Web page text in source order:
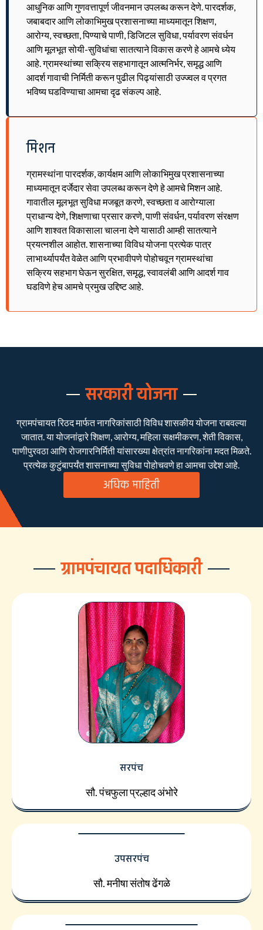
आधुनिक आणि गुणवत्तापूर्ण जीवनमान उपलब्ध करून देणे. पारदर्शक,
जबाबदार आणि लोकाभिमुख प्रशासनाच्या माध्यमातून शिक्षण,
आरोग्य, स्वच्छता, पिण्याचे पाणी, डिजिटल सुविधा, पर्यावरण संवर्धन
आणि मूलभूत सोयी-सुविधांचा सातत्याने विकास करणे हे आमचे ध्येय
आहे. ग्रामस्थांच्या सक्रिय सहभागातून आत्मनिर्भर, समृद्ध आणि
आदर्श गावाची निर्मिती करून पुढील पिढ्यांसाठी उज्ज्वल व प्रगत
भविष्य घडविण्याचा आमचा दृढ संकल्प आहे.
मिशन
ग्रामस्थांना पारदर्शक, कार्यक्षम आणि लोकाभिमुख प्रशासनाच्या
माध्यमातून दर्जेदार सेवा उपलब्ध करून देणे हे आमचे मिशन आहे.
गावातील मूलभूत सुविधा मजबूत करणे, स्वच्छता व आरोग्याला
प्राधान्य देणे, शिक्षणाचा प्रसार करणे, पाणी संवर्धन, पर्यावरण संरक्षण
आणि शाश्वत विकासाला चालना देणे यासाठी आम्ही सातत्याने
प्रयत्नशील आहोत. शासनाच्या विविध योजना प्रत्येक पात्र
लाभार्थ्यापर्यंत वेळेत आणि प्रभावीपणे पोहोचवून ग्रामस्थांचा
सक्रिय सहभाग घेऊन सुरक्षित, समृद्ध, स्वावलंबी आणि आदर्श गाव
घडविणे हेच आमचे प्रमुख उद्दिष्ट आहे.
सरकारी योजना
ग्रामपंचायत रिठद मार्फत नागरिकांसाठी विविध शासकीय योजना राबवल्या
जातात. या योजनांद्वारे शिक्षण, आरोग्य, महिला सक्षमीकरण, शेती विकास,
पाणीपुरवठा आणि रोजगारनिर्मिती यांसारख्या क्षेत्रांत नागरिकांना मदत मिळते.
प्रत्येक कुटुंबापर्यंत शासनाच्या सुविधा पोहोचवणे हा आमचा उद्देश आहे.
अधिक माहिती
ग्रामपंचायत पदाधिकारी
सरपंच
सौ. पंचफुला प्रल्हाद अंभोरे
उपसरपंच
सौ. मनीषा संतोष ढेंगळे